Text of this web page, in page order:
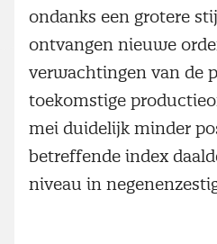
ondanks een grotere
ontvangen nieuwe
verwachtingen van de
toekomstige
mei duidelijk minder
betreffende index
niveau in